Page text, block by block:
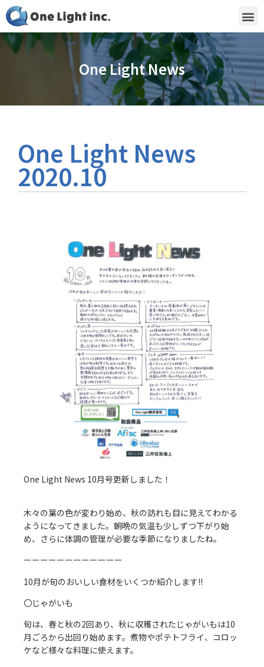
One Light News
One Light News
2020.10
One Light News 10月号更新しました！
木々の葉の色が変わり始め、秋の訪れも目に見えてわかる
ようになってきました。朝晩の気温も少しずつ下がり始
め、さらに体調の管理が必要な季節になりましたね。
ーーーーーーーーーーーー
10月が旬のおいしい食材をいくつか紹介します!!
〇じゃがいも
旬は、春と秋の2回あり、秋に収穫されたじゃがいもは10
月ごろから出回り始めます。煮物やポテトフライ、コロッ
ケなど様々な料理に使えます。